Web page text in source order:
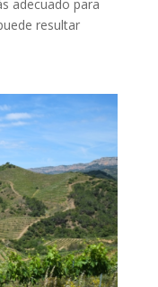
adecuado para
resultar